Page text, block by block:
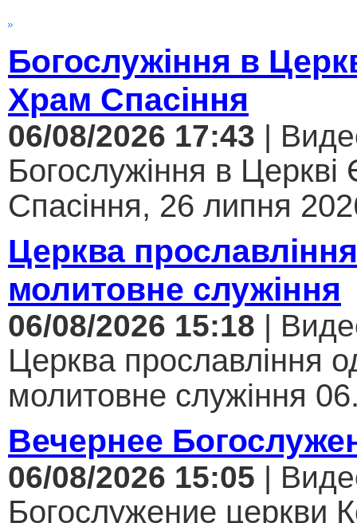
Богослужіння в
Храм Спасіння
06/08/2026 17:43 |
Богослужіння в
Спасіння, 26 липня
Церква
молитовне служіння
06/08/2026 15:18 |
Церква прославління
молитовне служіння
Вечернее
06/08/2026 15:05 |
Богослужение церкви